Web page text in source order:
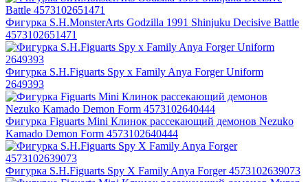
Фигурка S.H.MonsterArts Godzilla 1991 Shinjuku Decisive Battle
4573102651471
Фигурка S.H.Figuarts Spy x Family Anya Forger Uniform
2649393
Фигурка Figuarts Mini Клинок рассекающий демонов Nezuko
Kamado Demon Form 4573102640444
Фигурка S.H.Figuarts Spy X Family Anya Forger 4573102639073